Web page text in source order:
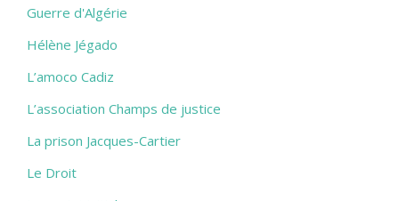
Guerre d'Algérie
Hélène Jégado
L’amoco Cadiz
L’association Champs de justice
La prison Jacques-Cartier
Le Droit